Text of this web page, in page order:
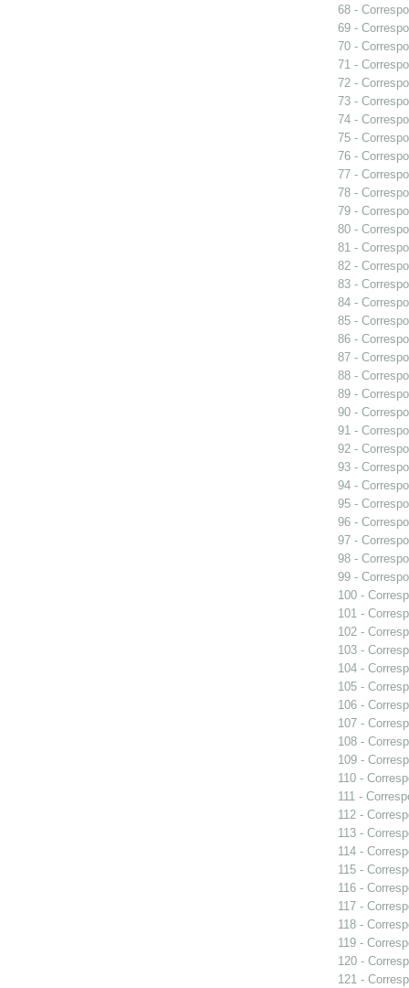
68 -
69 -
70 -
71 -
72 -
73 -
74 -
75 -
76 -
77 -
78 -
79 -
80 -
81 -
82 -
83 -
84 -
85 -
86 -
87 -
88 -
89 -
90 -
91 -
92 -
93 -
94 -
95 -
96 -
97 -
98 -
99 -
100 -
101 -
102 -
103 -
104 -
105 -
106 -
107 -
108 -
109 -
110 -
111 -
112 -
113 -
114 -
115 -
116 -
117 -
118 -
119 -
120 -
121 -